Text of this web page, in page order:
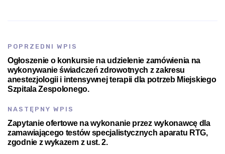
POPRZEDNI WPIS
Ogłoszenie o konkursie na udzielenie zamówienia na
wykonywanie świadczeń zdrowotnych z zakresu
anestezjologii i intensywnej terapii dla potrzeb Miejskiego
Szpitala Zespolonego.
NASTĘPNY WPIS
Zapytanie ofertowe na wykonanie przez wykonawcę dla
zamawiającego testów specjalistycznych aparatu RTG,
zgodnie z wykazem z ust. 2.